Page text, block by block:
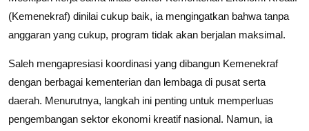
(Kemenekraf) dinilai cukup baik, ia mengingatkan bahwa tanpa
anggaran yang cukup, program tidak akan berjalan maksimal.
Saleh mengapresiasi koordinasi yang dibangun Kemenekraf
dengan berbagai kementerian dan lembaga di pusat serta
daerah. Menurutnya, langkah ini penting untuk memperluas
pengembangan sektor ekonomi kreatif nasional. Namun, ia